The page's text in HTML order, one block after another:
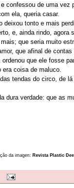
confessou de uma vez
ela, queria casar.
deixou tonto e mais
e, ainda rindo, agora
que seria muito
que afinal de
que ele fosse
era coisa de maluco.
tendas do circo, de
dura verdade: que as
da imagen: Revista Plastic